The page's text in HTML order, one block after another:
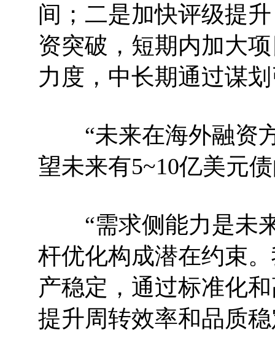
间；二是加快评级提
资突破，短期内加大
力度，中长期通过谋
“未来在海外融资方
望未来有5~10亿美元
“需求侧能力是未来
杆优化构成潜在约束
产稳定，通过标准化
提升周转效率和品质